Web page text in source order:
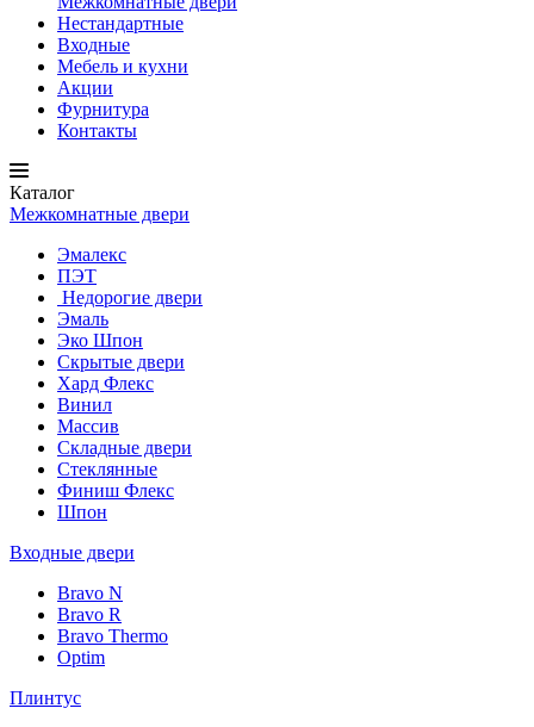
Нестандартные
Входные
Мебель и кухни
Акции
Фурнитура
Контакты
Каталог
Межкомнатные двери
Эмалекс
ПЭТ
Недорогие двери
Эмаль
Эко Шпон
Скрытые двери
Хард Флекс
Винил
Массив
Складные двери
Стеклянные
Финиш Флекс
Шпон
Входные двери
Bravo N
Bravo R
Bravo Thermo
Optim
Плинтус